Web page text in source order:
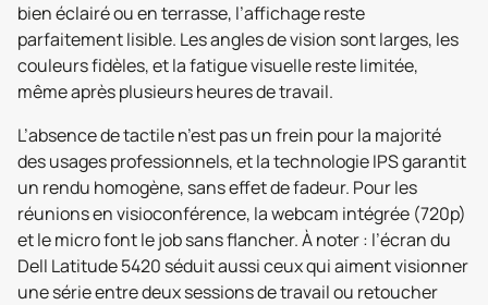
bien éclairé ou en terrasse, l’affichage reste
parfaitement lisible. Les angles de vision sont larges, les
couleurs fidèles, et la fatigue visuelle reste limitée,
même après plusieurs heures de travail.
L’absence de tactile n’est pas un frein pour la majorité
des usages professionnels, et la technologie IPS garantit
un rendu homogène, sans effet de fadeur. Pour les
réunions en visioconférence, la webcam intégrée (720p)
et le micro font le job sans flancher. À noter : l’écran du
Dell Latitude 5420 séduit aussi ceux qui aiment visionner
une série entre deux sessions de travail ou retoucher